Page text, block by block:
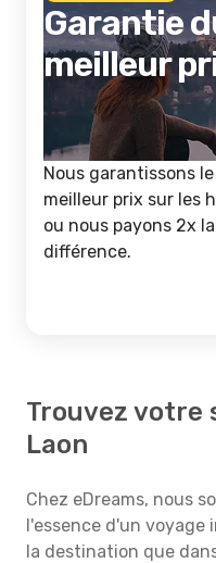
Garantie
meilleur
Nous garantissons le
meilleur prix sur les
ou nous payons 2x la
différence.
Trouvez votre
Laon
Chez eDreams, nous
l'essence d'un voyage
la destination que